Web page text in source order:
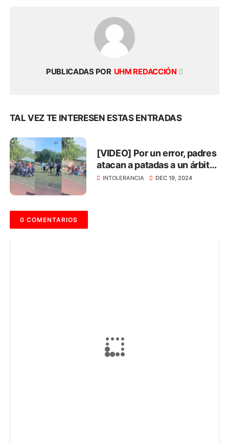
PUBLICADAS POR UHM REDACCIÓN
TAL VEZ TE INTERESEN ESTAS ENTRADAS
[VIDEO] Por un error, padres
atacan a patadas a un árbitro
durante torneo de niños
INTOLERANCIA DEC 19, 2024
0 COMENTARIOS